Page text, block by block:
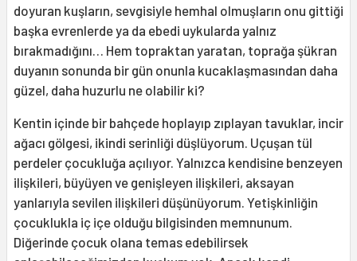
doyuran kuşların, sevgisiyle hemhal olmuşların onu gittiği
başka evrenlerde ya da ebedi uykularda yalnız
bırakmadığını… Hem topraktan yaratan, toprağa şükran
duyanın sonunda bir gün onunla kucaklaşmasından daha
güzel, daha huzurlu ne olabilir ki?
Kentin içinde bir bahçede hoplayıp zıplayan tavuklar, incir
ağacı gölgesi, ikindi serinliği düşlüyorum. Uçuşan tül
perdeler çocukluğa açılıyor. Yalnızca kendisine benzeyen
ilişkileri, büyüyen ve genişleyen ilişkileri, aksayan
yanlarıyla sevilen ilişkileri düşünüyorum. Yetişkinliğin
çocuklukla iç içe olduğu bilgisinden memnunum.
Diğerinde çocuk olana temas edebilirsek